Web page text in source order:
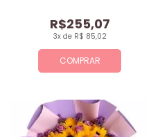
COMPRAR
3x de R$ 85,02
R$255,07